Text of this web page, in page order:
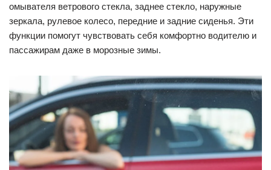
омывателя ветрового стекла, заднее стекло, наружные
зеркала, рулевое колесо, передние и задние сиденья. Эти
функции помогут чувствовать себя комфортно водителю и
пассажирам даже в морозные зимы.